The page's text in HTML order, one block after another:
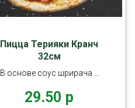
Пицца Терияки Кранч
32см
В основе соус шрирача и
остринкой)
29.50 р